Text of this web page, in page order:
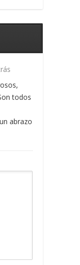
todos
abrazo